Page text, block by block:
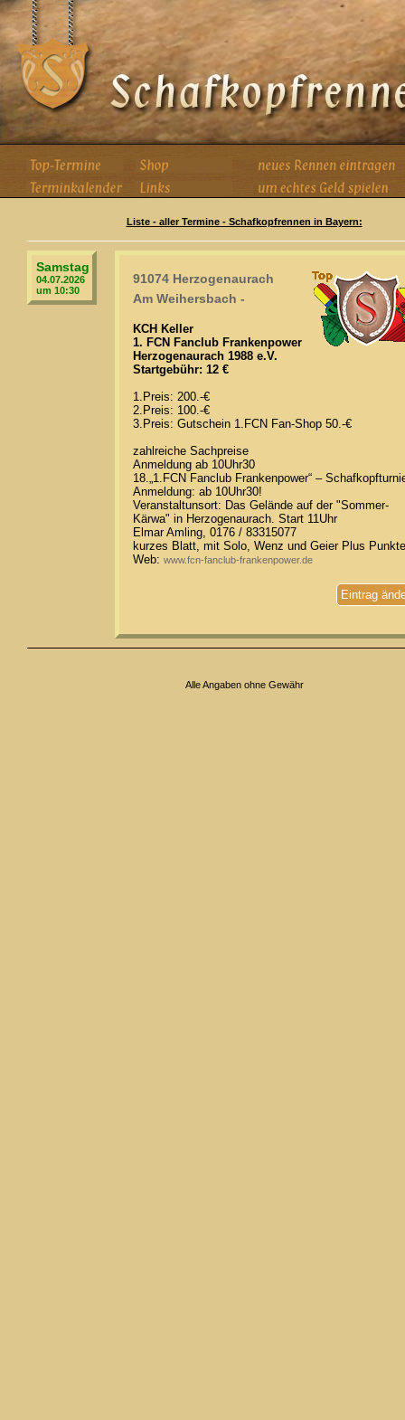
Liste - aller Termine - Schafkopfrennen in Bayern:
Samstag
04.07.2026
um 10:30
91074 Herzogenaurach
Am Weihersbach -
KCH Keller
1. FCN Fanclub Frankenpower
Herzogenaurach 1988 e.V.
Startgebühr: 12 €
1.Preis: 200.-€
2.Preis: 100.-€
3.Preis: Gutschein 1.FCN Fan-Shop 50.-€
zahlreiche Sachpreise
Anmeldung ab 10Uhr30
18.„1.FCN Fanclub Frankenpower“ –
Anmeldung: ab 10Uhr30!
Veranstaltunsort: Das Gelände auf der "Sommer-
Kärwa" in Herzogenaurach. Start 11Uhr
Elmar Amling, 0176 / 83315077
kurzes Blatt, mit Solo, Wenz und Geier Plus Punkte
Web: www.fcn-fanclub-frankenpower.de
Eintrag
Alle Angaben ohne Gewähr